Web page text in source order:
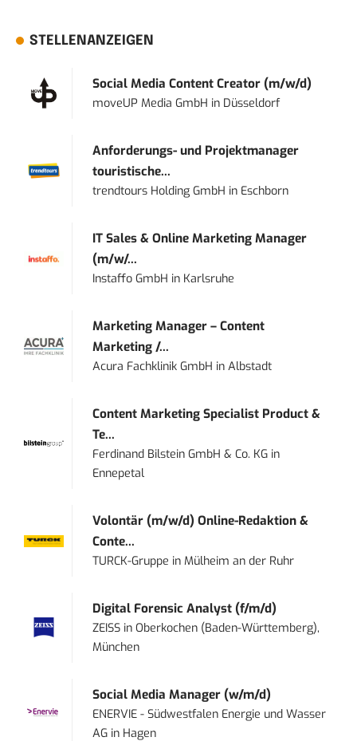
STELLENANZEIGEN
Social Media Content Creator (m/w/d)
moveUP Media GmbH in Düsseldorf
Anforderungs- und Projektmanager
touristische...
trendtours Holding GmbH in Eschborn
IT Sales & Online Marketing Manager
(m/w/...
Instaffo GmbH in Karlsruhe
Marketing Manager – Content
Marketing /...
Acura Fachklinik GmbH inAlbstadt
Content Marketing Specialist Product &
Te...
Ferdinand Bilstein GmbH & Co. KG in
Ennepetal
Volontär (m/w/d) Online-Redaktion &
Conte...
TURCK-Gruppe inMülheim an der Ruhr
Digital Forensic Analyst (f/m/d)
ZEISS inOberkochen (Baden-Württemberg),
München
Social Media Manager (w/m/d)
ENERVIE - Südwestfalen Energie und Wasser
AG in Hagen